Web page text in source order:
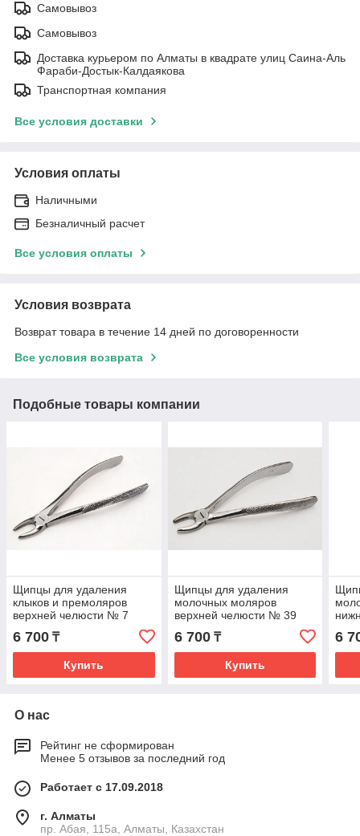
Самовывоз
Самовывоз
Доставка курьером по Алматы в квадрате улиц Саина-Аль
Фараби-Достык-Калдаякова
Транспортная компания
Все условия доставки
Условия оплаты
Наличными
Безналичный расчет
Все условия оплаты
Условия возврата
Возврат товара в течение 14 дней по договоренности
Все условия возврата
Подобные товары компании
Щипцы для удаления
клыков и премоляров
верхней челюсти № 7
6 700 ₸
Купить
Щипцы для удаления
молочных моляров
верхней челюсти № 39
6 700₸
Купить
6
О нас
Рейтинг не сформирован
Менее 5 отзывов за последний год
Работает с 17.09.2018
г. Алматы
пр. Абая, 115а, Алматы, Казахстан